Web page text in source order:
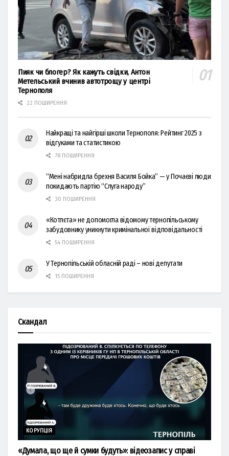
Пияк чи блогер? Як кажуть свідки, Антон
Метельський вчинив автотрощу у центрі
Тернополя
22 ПОШИРЕННЯ
Найкращі та найгірші школи Тернополя: Рейтинг 2025 з
відгуками та статистикою
78 ПОШИРЕННЯ
“Мені набридла брехня Василя Бойка” — у Почаєві люди
покидають партію “Слуга народу”
30 ПОШИРЕННЯ
«Котлєта» не допомогла відомому тернопільському
забудовнику уникнути кримінальної відповідальності
54 ПОШИРЕННЯ
У Тернопільській обласній раді – нові депутати
15 ПОШИРЕННЯ
Скандал
КОРУПЦІЯ
«Думала, що ще й сумки будуть»: відеозапис у справі